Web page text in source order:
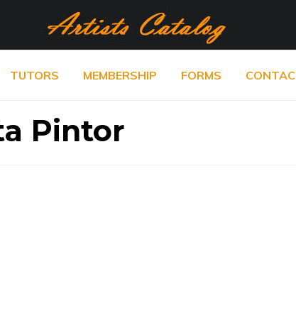
TUTORS MEMBERSHIP FORMS
Pintor